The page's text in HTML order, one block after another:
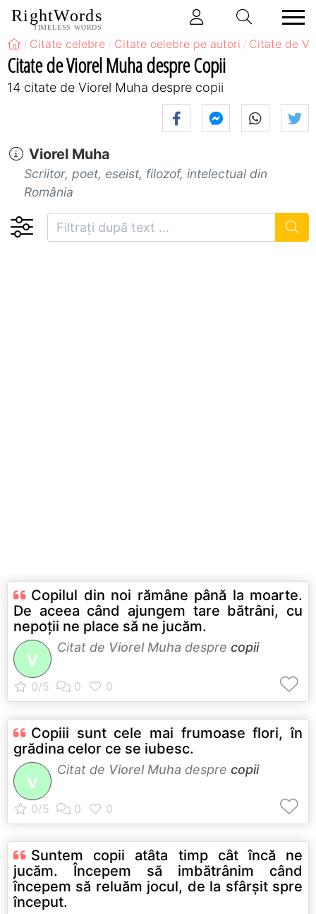
RightWords
TIMELESS WORDS
Citate celebre Citate celebre pe autori Citate de
Citate de Viorel Muha despre Copii
14 citate de Viorel Muha despre copii
Viorel Muha
Scriitor, poet, eseist, filozof, intelectual din
România
Copilul din noi rămâne până la moarte.
De aceea când ajungem tare bătrâni, cu
nepoţii ne place să ne jucăm.
V
Citat de Viorel Muha despre copii
Copiii sunt cele mai frumoase flori, în
grădina celor ce se iubesc.
V
Citat de Viorel Muha despre copii
Suntem copii atâta timp cât încă ne
jucăm. Începem să imbătrânim când
începem să reluăm jocul, de la sfârşit spre
început.